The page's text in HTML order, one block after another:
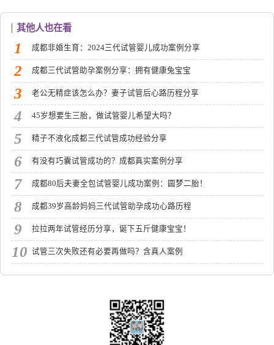
其他人也在看
1 成都非婚生育：2024三代试管婴儿成功案例分享
2 成都三代试管助孕案例分享：拥有健康兔宝宝
3 老公无精症该怎么办？妻子试管后心路历程分享
4 45岁想要生三胎，做试管婴儿希望大吗？
5 精子不液化成都三代试管成功经验分享
6 有没有巧囊试管成功的？成都真实案例分享
7 成都80后夫妻全包试管婴儿成功案例：圆梦二胎！
8 成都39岁高龄妈妈三代试管助孕成功心路历程
9 拉拉两年试管经历分享，诞下五斤健康宝宝！
10 试管三次失败还有必要再做吗？含真人案例